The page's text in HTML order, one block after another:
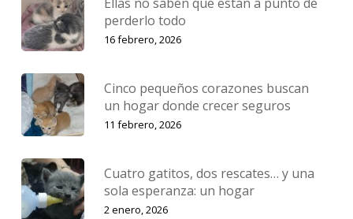
perderlo todo
16 febrero, 2026
Cinco pequeños corazones buscan
un hogar donde crecer seguros
11 febrero, 2026
Cuatro gatitos, dos rescates… y una
sola esperanza: un hogar
2 enero, 2026